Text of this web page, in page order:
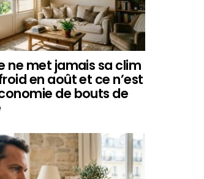
ne met jamais sa clim
en août et ce n’est
de bouts de